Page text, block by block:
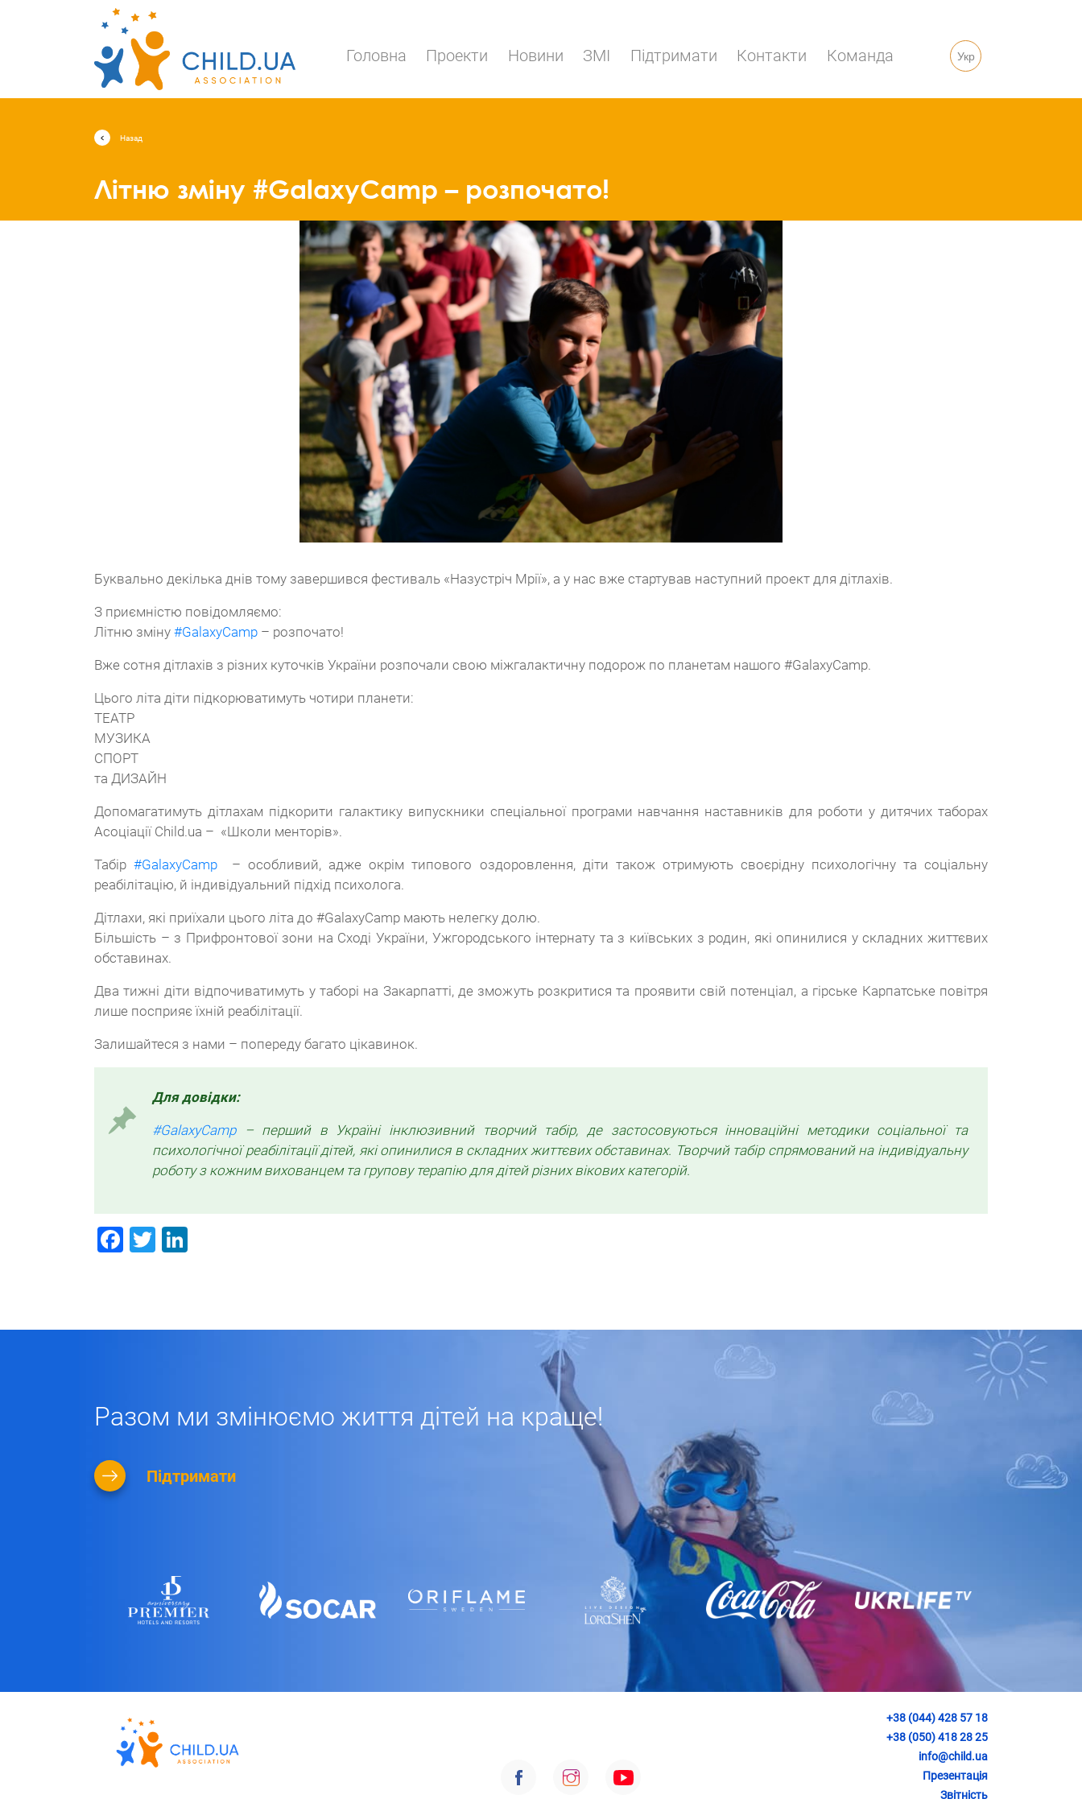
Головна Проекти Новини ЗМІ Підтримати Контакти Команда Укр
Назад
Літню зміну #GalaxyCamp – розпочато!
Буквально декілька днів тому завершився фестиваль «Назустріч Мрії», а у нас вже стартував наступний проект для дітлахів.
З приємністю повідомляємо:
Літню зміну #GalaxyCamp – розпочато!
Вже сотня дітлахів з різних куточків України розпочали свою міжгалактичну подорож по планетам нашого #GalaxyCamp.
Цього літа діти підкорюватимуть чотири планети:
ТЕАТР
МУЗИКА
СПОРТ
та ДИЗАЙН
Допомагатимуть дітлахам підкорити галактику випускники спеціальної програми навчання наставників для роботи у дитячих таборах
Асоціації Child.ua – «Школи менторів».
Табір#GalaxyCamp – особливий, адже окрім типового оздоровлення, діти також отримують своєрідну психологічну та соціальну
реабілітацію, й індивідуальний підхід психолога.
Дітлахи, які приїхали цього літа до #GalaxyCamp мають нелегку долю.
Більшість – з Прифронтової зони на Сході України, Ужгородського інтернату та з київських з родин, які опинилися у складних життєвих
обставинах.
Два тижні діти відпочиватимуть у таборі на Закарпатті, де зможуть розкритися та проявити свій потенціал, а гірське Карпатське повітря
лише посприяє їхній реабілітації.
Залишайтеся з нами – попереду багато цікавинок.
Для довідки:
#GalaxyCamp– перший в Україні інклюзивний творчий табір, де застосовуються інноваційні методики соціальної та
психологічної реабілітації дітей, які опинилися в складних життєвих обставинах. Творчий табір спрямований на індивідуальну
роботу з кожним вихованцем та групову терапію для дітей різних вікових категорій.
Facebook
Twitter
Разом ми змінюємо життя дітей на краще!
Підтримати
+38 (044) 428 57 18
+38 (050) 418 28 25
info@child.ua
Презентація
Звітність